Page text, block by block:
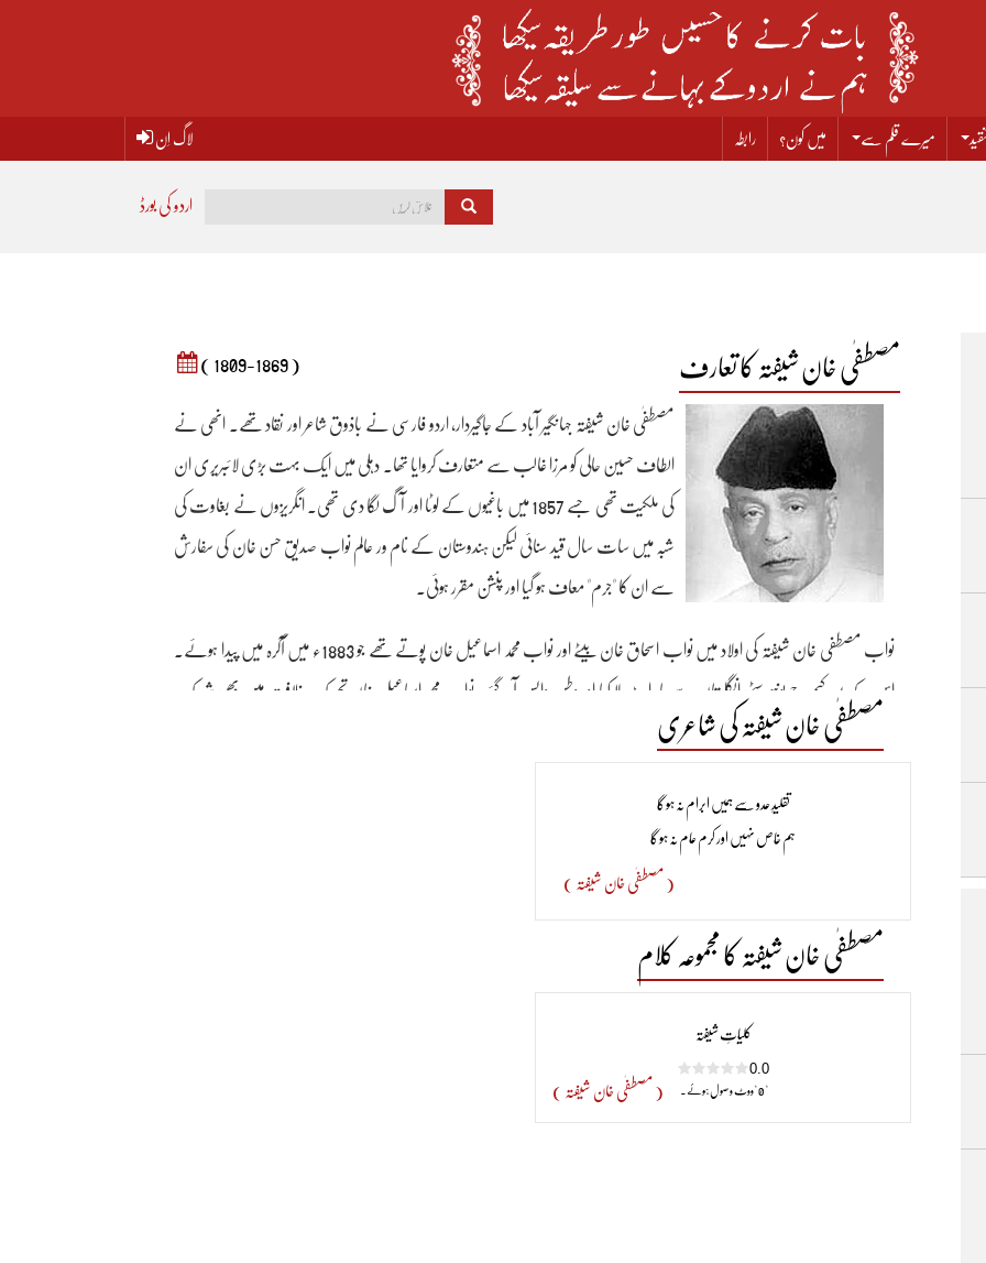
میرے قلم سے میں کون؟ رابطہ لاگ اِن
اردو کی بورڈ
مصطفٰی خان شیفتہ کا تعارف ( 1809-1869 )
مصطفٰی خان شیفتہ جہانگیر آباد کے جاگیردار، اردو فارسی نے باذوق شاعر اور نقاد تھے۔ انھی نے
الطاف حسین حالی کو مرزا غالب سے متعارف کروایا تھا۔ دہلی میں ایک بہت بڑی لائبریری ان
کی ملکیت تھی جسے 1857 میں باغیوں کے لوٹا اور آگ لگا دی تھی۔ انگریزوں نے بغاوت کی
شبہ میں سات سال قید سنائی لیکن ہندوستان کے نام ور عالم نواب صدیق حسن خان کی سفارش
سے ان کا "جرم" معاف ہو گیا اور پنشن مقرر ہوئی۔
نواب مصطفی خان شیفتہ کی اولاد میں نواب اسحاق خان بیٹے اور نواب محمد اسماعیل خان پوتے تھے جو 1883ء میں آگرہ میں پیدا ہوئے۔
اس کے بعد کیمبرج یونیورسٹی انگلستان سے بار ایٹ لا کیا اور وطن واپس آ گئے۔ نواب محمد اسماعیل خان تحریک خلافت میں بھی شریک
رہے اور یو پی خلافت کانفرنس کے چیف آرگنائزر کی حیثیت سے نمایاں خدمات انجام دیں۔
مصطفٰی خان شیفتہ کی شاعری
تقلیدِ عدو سے ہمیں ابرام نہ ہو گا​
ہم خاص نہیں اور کرم عام نہ ہو گا
( مصطفٰی خان شیفتہ )
مصطفٰی خان شیفتہ کا مجموعہ کلام
کلیاتِ شیفتہ
0.0
" 0 "ووٹ وصول ہوئے۔ ( مصطفٰی خان شیفتہ )